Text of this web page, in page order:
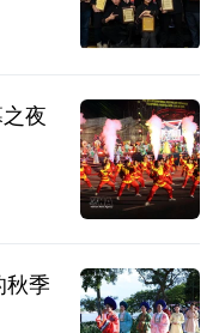
夜
秋季